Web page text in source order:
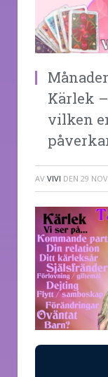
Kärlek –
vilken
AV VIVI DEN 29